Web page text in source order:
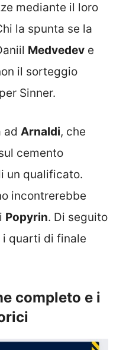
mediante il loro
la spunta se la
Medvedev e
il sorteggio
Sinner.
ad Arnaldi, che
cemento
un qualificato.
incontrerebbe
Popyrin. Di seguito
quarti di finale
completo e i